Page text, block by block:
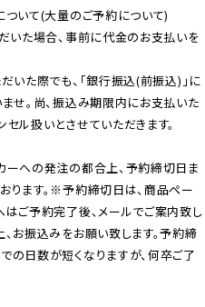
いて(大量のご予約について)
いた場合、事前に代金のお支払いを
いた際でも、「銀行振込(前振込)」に
せ。尚、振込み期限内にお支払いた
ル扱いとさせていただきます。
への発注の都合上、予約締切日ま
ります。※予約締切日は、商品ペー
ご予約完了後、メールでご案内致し
お振込みをお願い致します。予約締
の日数が短くなりますが、何卒ご了